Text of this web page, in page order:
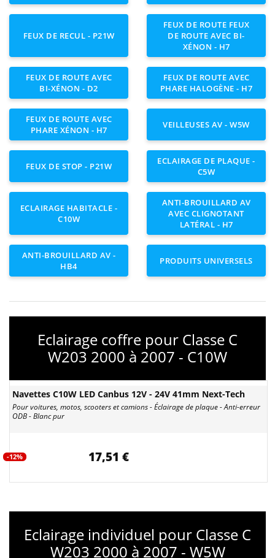
FEUX DE RECUL - P21W
FEUX DE ROUTE FEUX
DE ROUTE AVEC BI-
XÉNON - H7
FEUX DE ROUTE AVEC
BI-XÉNON - D2
FEUX DE ROUTE AVEC
PHARE HALOGÈNE - H7
FEUX DE ROUTE AVEC
PHARE XÉNON - H7
VEILLEUSES AV - W5W
FEUX DE STOP - P21W
ECLAIRAGE DE PLAQUE -
C5W
ECLAIRAGE HABITACLE -
C10W
ANTI-BROUILLARD AV
AVEC CLIGNOTANT
LATÉRAL - H7
ANTI-BROUILLARD AV -
HB4
PRODUITS UNIVERSELS
Eclairage coffre pour Classe C
W203 2000 à 2007 - C10W
Navettes C10W LED Canbus 12V - 24V 41mm Next-Tech
Pour voitures, motos, scooters et camions - Éclairage de plaque - Anti-erreur
ODB - Blanc pur
-12% 17,51 €
Eclairage individuel pour Classe C
W203 2000 à 2007 - W5W